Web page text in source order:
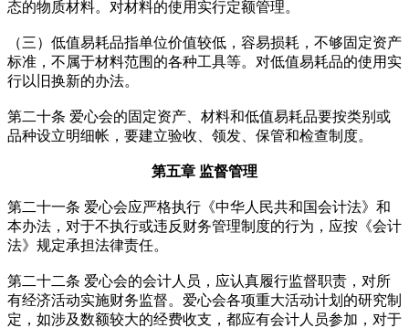
态的物质材料。对材料的使用实行定额管理。
（三）低值易耗品指单位价值较低，容易损耗，不够固定资产
标准，不属于材料范围的各种工具等。对低值易耗品的使用实
行以旧换新的办法。
第二十条 爱心会的固定资产、材料和低值易耗品要按类别或
品种设立明细帐，要建立验收、领发、保管和检查制度。
第五章 监督管理
第二十一条 爱心会应严格执行《中华人民共和国会计法》和
本办法，对于不执行或违反财务管理制度的行为，应按《会计
法》规定承担法律责任。
第二十二条 爱心会的会计人员，应认真履行监督职责，对所
有经济活动实施财务监督。爱心会各项重大活动计划的研究制
定，如涉及数额较大的经费收支，都应有会计人员参加，对于